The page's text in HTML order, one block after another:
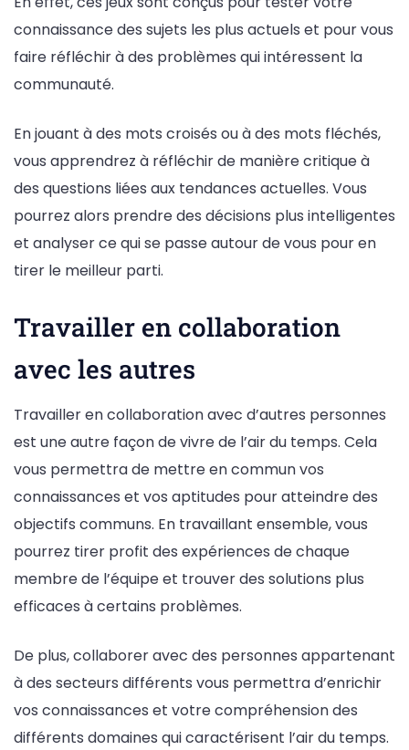
connaissance des sujets les plus actuels et pour vous
faire réfléchir à des problèmes qui intéressent la
communauté.
En jouant à des mots croisés ou à des mots fléchés,
vous apprendrez à réfléchir de manière critique à
des questions liées aux tendances actuelles. Vous
pourrez alors prendre des décisions plus intelligentes
et analyser ce qui se passe autour de vous pour en
tirer le meilleur parti.
Travailler en collaboration
avec les autres
Travailler en collaboration avec d’autres personnes
est une autre façon de vivre de l’air du temps. Cela
vous permettra de mettre en commun vos
connaissances et vos aptitudes pour atteindre des
objectifs communs. En travaillant ensemble, vous
pourrez tirer profit des expériences de chaque
membre de l’équipe et trouver des solutions plus
efficaces à certains problèmes.
De plus, collaborer avec des personnes appartenant
à des secteurs différents vous permettra d’enrichir
vos connaissances et votre compréhension des
différents domaines qui caractérisent l’air du temps.